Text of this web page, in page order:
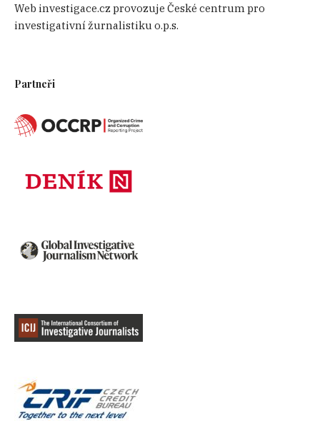
Web investigace.cz provozuje České centrum pro
investigativní žurnalistiku o.p.s.
Partneři